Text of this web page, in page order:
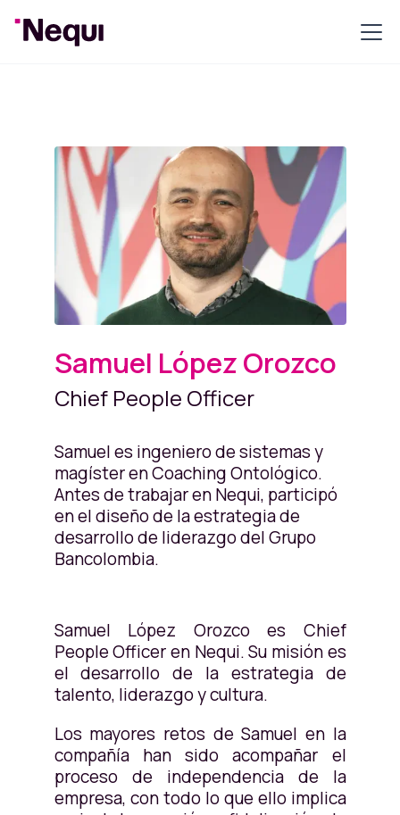
Samuel López Orozco
Chief People Officer
Samuel es ingeniero de sistemas y
magíster en Coaching Ontológico.
Antes de trabajar en Nequi, participó
en el diseño de la estrategia de
desarrollo de liderazgo del Grupo
Bancolombia.
Samuel López Orozco es Chief
People Officer en Nequi. Su misión es
el desarrollo de la estrategia de
talento, liderazgo y cultura.
Los mayores retos de Samuel en la
compañía han sido acompañar el
proceso de independencia de la
empresa, con todo lo que ello implica